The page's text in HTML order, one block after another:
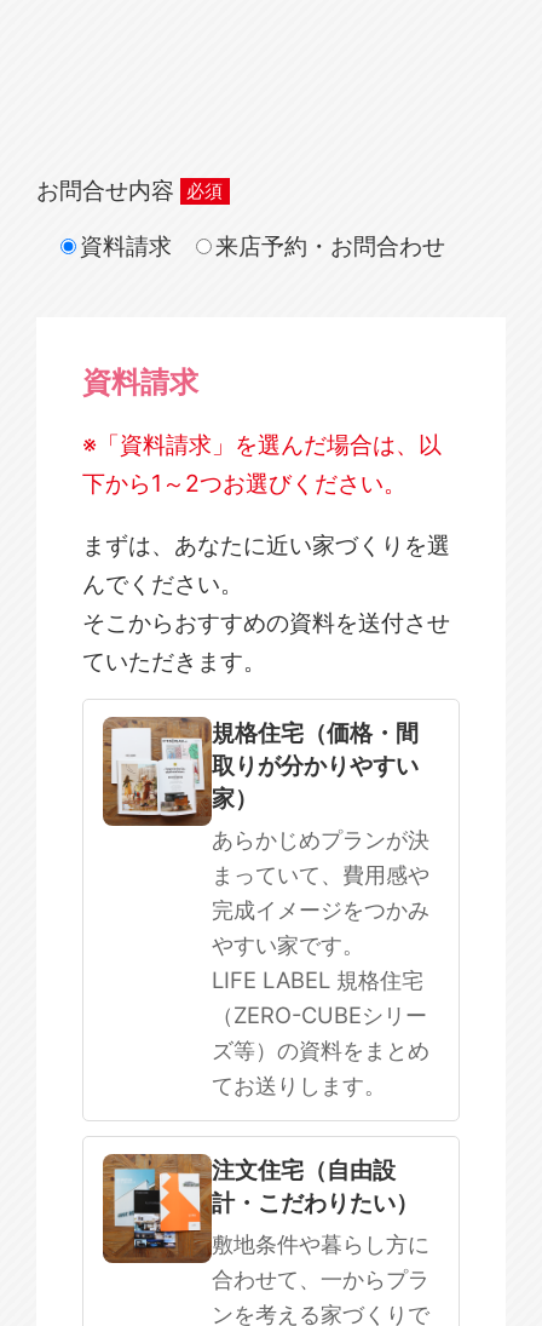
お問合せ内容
資料請求
来店予約・お問合わせ
資料請求
※「資料請求」を選んだ場合は、以
下から1～2つお選びください。
まずは、あなたに近い家づくりを選
んでください。
そこからおすすめの資料を送付させ
ていただきます。
規格住宅
注文住宅
SOWOOD
まだ何も決まっていない
規格住宅（価格・間
取りが分かりやすい
家）
あらかじめプランが決
まっていて、費用感や
完成イメージをつかみ
やすい家です。
LIFE LABEL 規格住宅
（ZERO-CUBEシリー
ズ等）の資料をまとめ
てお送りします。
注文住宅（自由設
計・こだわりたい）
敷地条件や暮らし方に
合わせて、一からプラ
ンを考える家づくりで